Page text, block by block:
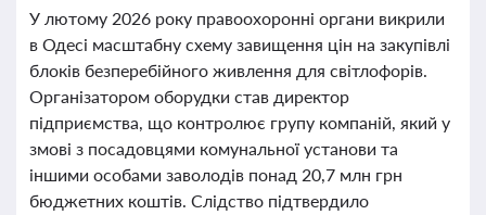
У лютому 2026 року правоохоронні органи викрили
в Одесі масштабну схему завищення цін на закупівлі
блоків безперебійного живлення для світлофорів.
Організатором оборудки став директор
підприємства, що контролює групу компаній, який у
змові з посадовцями комунальної установи та
іншими особами заволодів понад 20,7 млн грн
бюджетних коштів. Слідство підтвердило